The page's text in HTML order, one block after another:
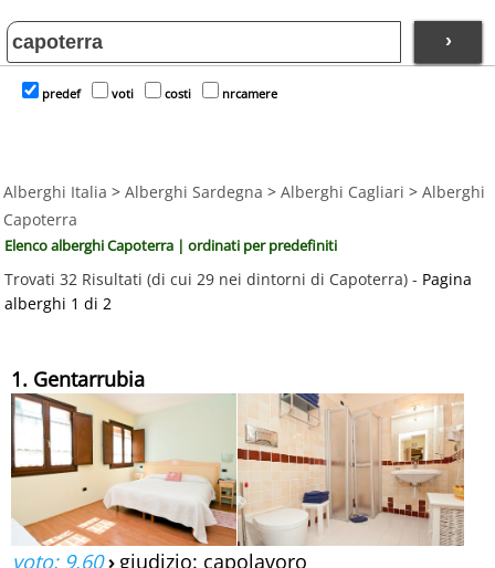
›
predef voti costi nrcamere
Alberghi Italia > Alberghi Sardegna > Alberghi Cagliari > Alberghi
Capoterra
Elenco alberghi Capoterra | ordinati per predefiniti
Trovati 32 Risultati (di cui 29 nei dintorni di Capoterra) - Pagina
alberghi 1 di 2
1. Gentarrubia
voto: 9.60› giudizio: capolavoro